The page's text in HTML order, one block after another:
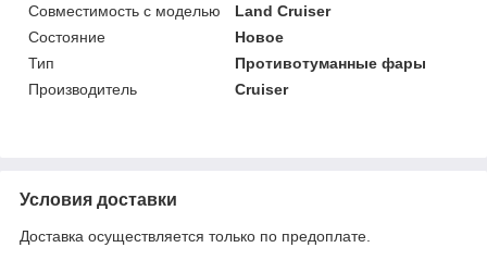
Совместимость с моделью
Land Cruiser
Состояние
Новое
Тип
Противотуманные фары
Производитель
Cruiser
Условия доставки
Доставка осуществляется только по предоплате.